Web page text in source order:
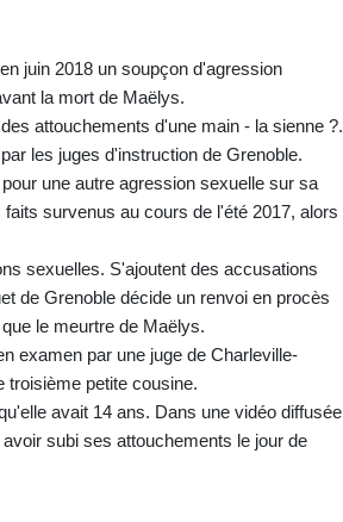
juin 2018 un soupçon d'agression
la mort de Maëlys.
attouchements d'une main - la sienne ?.
les juges d'instruction de Grenoble.
une autre agression sexuelle sur sa
survenus au cours de l'été 2017, alors
sexuelles. S'ajoutent des accusations
de Grenoble décide un renvoi en procès
le meurtre de Maëlys.
examen par une juge de Charleville-
troisième petite cousine.
avait 14 ans. Dans une vidéo diffusée
subi ses attouchements le jour de